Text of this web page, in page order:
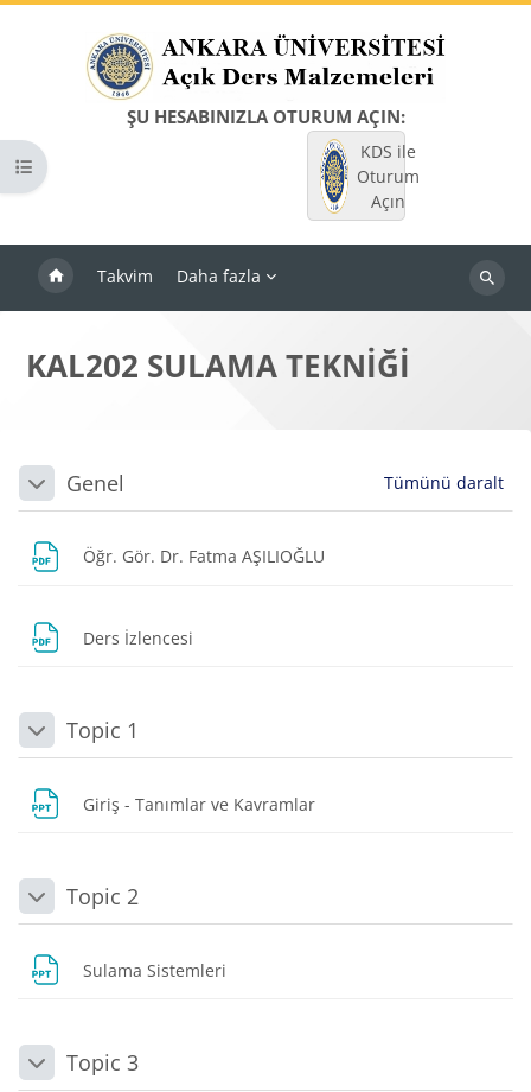
ŞU HESABINIZLA OTURUM AÇIN:
KDS ile
Oturum
Açın
Takvim Daha fazla
Dersleri
Kurs dizinini aç
KAL202 SULAMA TEKNİĞİ
Bloklar
Bölüm anahatları
DaraltGenel Tümünü daralt
Öğr. Gör. Dr. Fatma AŞILIOĞLU
Ders İzlencesi
DaraltTopic 1
Giriş - Tanımlar ve Kavramlar
DaraltTopic 2
Sulama Sistemleri
DaraltTopic 3